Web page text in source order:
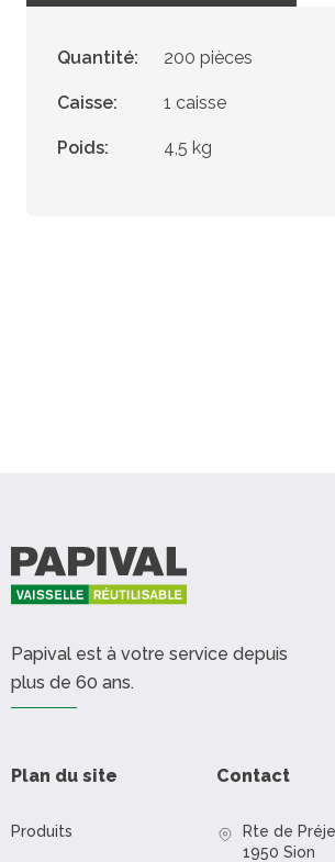
Quantité: 200 pièces
Caisse: 1 caisse
Poids: 4,5 kg
Papival est à votre service depuis
plus de 60 ans.
Plan du site
Produits
Contact
Rte de
1950 Sion